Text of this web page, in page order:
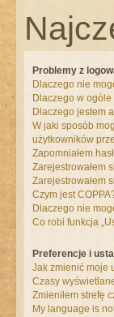
Problemy z
Dlaczego nie
Dlaczego w
Dlaczego jestem
W jaki sposób
użytkowników
Zapomniałem
Zarejestrowałem
Zarejestrowałem
Czym jest
Dlaczego nie
Co robi funkcja
Preferencje i
Jak zmienić moje
Czasy
Zmieniłem strefę
My language is